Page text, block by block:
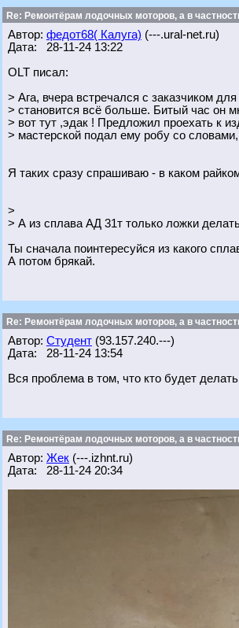
Re: Ремонтёрам лодочных моторов, а в
Автор: федот68( Калуга) (---.ural-net.ru)
Дата: 28-11-24 13:22
OLT писал:
> Ага, вчера встречался с заказчиком
> становится всё больше. Битый час он
> вот тут ,эдак ! Предложил проехать к
> мастерской подал ему робу со
Я таких сразу спрашиваю - в каком
>
> А из сплава АД 31т только ложки
Ты сначала поинтересуйся из какого
А потом брякай.
Re: Ремонтёрам лодочных моторов, а в
Автор: Студент (93.157.240.---)
Дата: 28-11-24 13:54
Вся проблема в том, что кто будет
Re: Ремонтёрам лодочных моторов, а в
Автор: Жек (---.izhnt.ru)
Дата: 28-11-24 20:34